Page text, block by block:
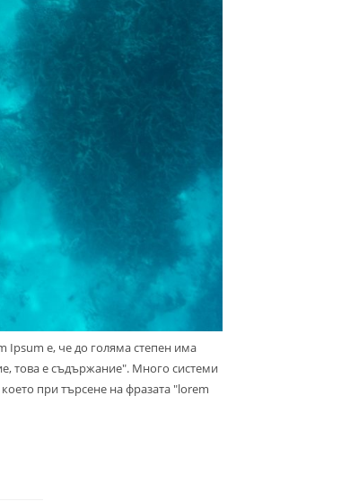
Ipsum е, че до голяма степен има
това е съдържание". Много системи
при търсене на фразата "lorem